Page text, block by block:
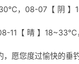
，08-07【 阴
11【 晴 】18~33℃
愿您度过愉快的垂钓